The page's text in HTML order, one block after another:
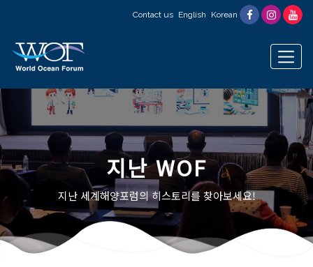
Contact us English Korean
지난 WOF
지난 세계해양포럼의 히스토리를 찾아보세요!